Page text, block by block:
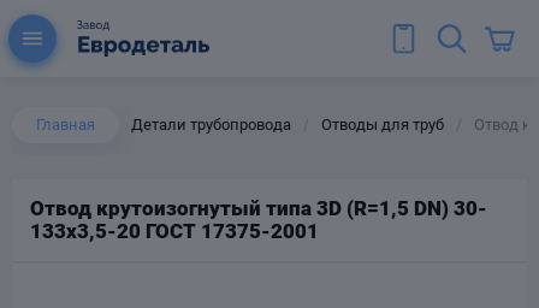
Главная Детали трубопровода Отводы для труб Отвод
Отвод крутоизогнутый типа 3D (R=1,5 DN) 30-
133х3,5-20 ГОСТ 17375-2001
для труб